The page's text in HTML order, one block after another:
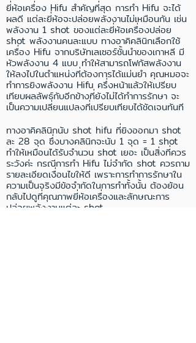
ยี่ห้อเครื่อง Hifu สำคัญที่สุด การทำ Hifu จะได้
ผลดี แต่ละยี่ห้อจะปล่อยพลังงานไม่เหมือนกัน เช่น
พลังงาน 1 shot ของแต่ละยี่ห้อเครื่องปล่อย
shot พลังงานคนละแบบ ทางอาคิคลินิกเลือกใช้
เครื่อง Hifu จากบริษัทเลเซอร์ชั้นนำของเกาหลี มี
หัวพลังงาน 4 แบบ ทำให้สามารถโฟกัสพลังงาน
ให้ลงไปในตำแหน่งที่ต้องการได้แม่นยำ คุณหมอจะ
ทำการยิงพลังงาน Hifu ครึ่งหน้าแล้วให้เปรียบ
เทียบผลลัพธ์กับอีกข้างที่ยังไม่ได้ทำการรักษา จะ
เป็นความเปลี่ยนแปลงที่เปรียบเทียบได้ชัดเจนทันที
ทางอาคิคลินิกนับ shot hifu ที่ยิงออกมา shot
ละ 28 จุด ซึ่งบางคลินิกจะนับ 1 จุด = 1 shot
ทำให้เหมือนได้รับจำนวน shot เยอะ เป็นสิ่งที่ควร
ระวังค่ะ กรณีการทำ Hifu ไม่จำกัด shot ควรถาม
รายละเอียดเงื่อนไขให้ดี เพราะการทำการรักษาใน
ความเป็นจริงมีข้อจำกัดในการทำทั้งนั้น ต้องย้อน
กลับไปดูที่คุณภาพยี่ห้อเครื่องและลักษณะการ
ปล่อยพลังงานแต่ละ shot